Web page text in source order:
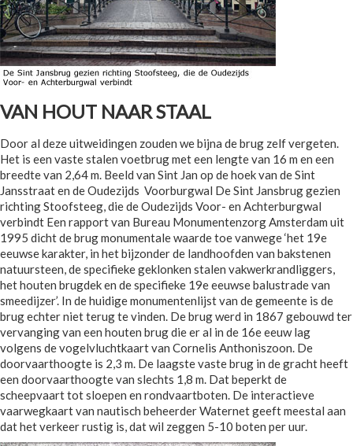
VAN HOUT NAAR STAAL
Door al deze uitweidingen zouden we bijna de brug zelf vergeten.
Het is een vaste stalen voetbrug met een lengte van 16 m en een
breedte van 2,64 m. Beeld van Sint Jan op de hoek van de Sint
Jansstraat en de Oudezijds Voorburgwal De Sint Jansbrug gezien
richting Stoofsteeg, die de Oudezijds Voor- en Achterburgwal
verbindt Een rapport van Bureau Monumentenzorg Amsterdam uit
1995 dicht de brug monumentale waarde toe vanwege ‘het 19e
eeuwse karakter, in het bijzonder de landhoofden van bakstenen
natuursteen, de specifieke geklonken stalen vakwerkrandliggers,
het houten brugdek en de specifieke 19e eeuwse balustrade van
smeedijzer’. In de huidige monumentenlijst van de gemeente is de
brug echter niet terug te vinden. De brug werd in 1867 gebouwd ter
vervanging van een houten brug die er al in de 16e eeuw lag
volgens de vogelvluchtkaart van Cornelis Anthoniszoon. De
doorvaarthoogte is 2,3 m. De laagste vaste brug in de gracht heeft
een doorvaarthoogte van slechts 1,8 m. Dat beperkt de
scheepvaart tot sloepen en rondvaartboten. De interactieve
vaarwegkaart van nautisch beheerder Waternet geeft meestal aan
dat het verkeer rustig is, dat wil zeggen 5-10 boten per uur.